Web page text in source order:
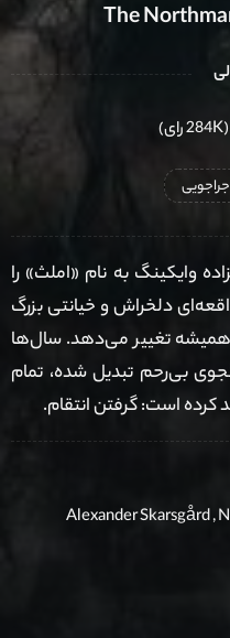
(284K رای)
وایکینگ به نام «املث» را
دلخراش و خیانتی بزرگ
تغییر می‌دهد. سال‌ها
بی‌رحم تبدیل شده، تمام
است: گرفتن انتقام.
Alexander Skarsgård,